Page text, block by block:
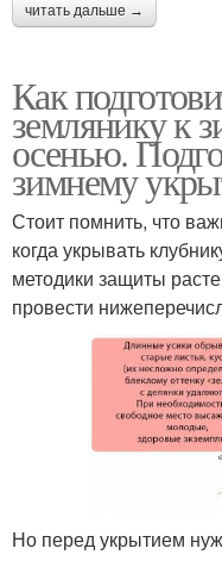
читать дальше →
Как
землянику к
осенью.
зимнему
Стоит помнить, что
когда укрывать
методики защиты
провести
Но перед укрытием